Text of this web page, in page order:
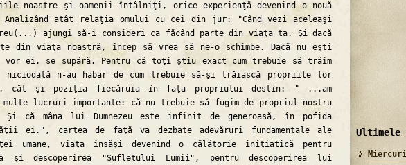
noastre şi oamenii întâlniţi, orice experienţă devenind o nouă
atât relaţia omului cu cei din jur: "Când vezi aceleaşi
ajungi să-i consideri ca făcând parte din viaţa ta. Şi dacă
din viaţa noastră, încep să vrea să ne-o schimbe. Dacă nu eşti
vor ei, se supără. Pentru că toţi ştiu exact cum trebuie să trăim
n-au habar de cum trebuie să-şi trăiască propriile lor
cât şi poziţia fiecăruia în faţa propriului destin: " ...am
lucruri importante: că nu trebuie să fugim de propriul nostru
Şi că mâna lui Dumnezeu este infinit de generoasă, în pofida
ei.", cartea de faţă va dezbate adevăruri fundamentale ale
umane, viaţa însăşi devenind o călătorie iniţiatică pentru
şi descoperirea "Sufletului Lumii", pentru descoperirea lui
Ultimele